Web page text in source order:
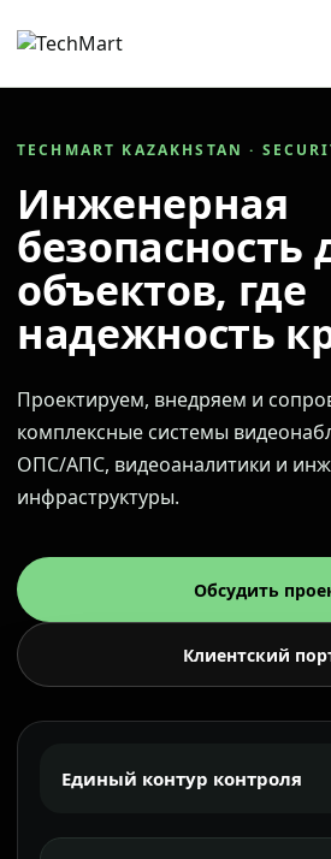
TECHMART KAZAKHSTAN ·
Инженерная
безопасность
объектов, где
надежность
Проектируем, внедряем и
комплексные системы
ОПС/АПС, видеоаналитики и
инфраструктуры.
Обсудить
Клиентский
Единый контур контроля